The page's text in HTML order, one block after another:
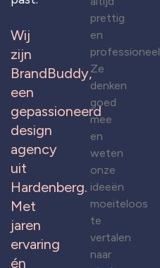
Wij
zijn
BrandBuddy,
een
gepassioneerd
design
agency
uit
Hardenberg.
Met
jaren
ervaring
én
prettig
en
professioneel.
Ze
denken
goed
mee
en
weten
onze
ideeën
moeiteloos
te
vertalen
naar